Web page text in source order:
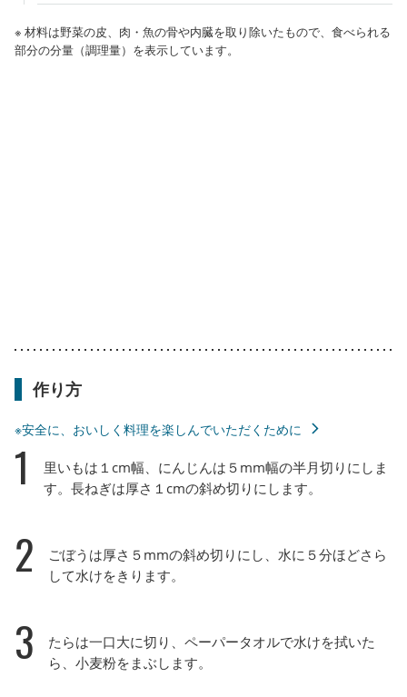
※ 材料は野菜の皮、肉・魚の骨や内臓を取り除いたもので、食べられる
部分の分量（調理量）を表示しています。
作り方
※安全に、おいしく料理を楽しんでいただくために
1
里いもは１cm幅、にんじんは５mm幅の半月切りにしま
す。長ねぎは厚さ１cmの斜め切りにします。
2
ごぼうは厚さ５mmの斜め切りにし、水に５分ほどさら
して水けをきります。
3
たらは一口大に切り、ペーパータオルで水けを拭いた
ら、小麦粉をまぶします。